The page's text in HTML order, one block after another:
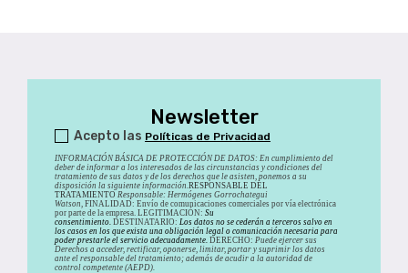
Newsletter
Acepto las Políticas de Privacidad
INFORMACIÓN BÁSICA DE PROTECCIÓN DE DATOS: En cumplimiento del
deber de informar a los interesados de las circunstancias y condiciones del
tratamiento de sus datos y de los derechos que le asisten, ponemos a su
disposición la siguiente información. RESPONSABLE DEL
TRATAMIENTO Responsable: Hermógenes Gorrochategui
Watson, FINALIDAD: Envío de comunicaciones comerciales por vía electrónica
por parte de la empresa. LEGITIMACIÓN: Su
consentimiento. DESTINATARIO: Los datos no se cederán a terceros salvo en
los casos en los que exista una obligación legal o comunicación necesaria para
poder prestarle el servicio adecuadamente. DERECHO: Puede ejercer sus
Derechos a acceder, rectificar, oponerse, limitar, portar y suprimir los datos
ante el responsable del tratamiento; además de acudir a la autoridad de
control competente (AEPD).